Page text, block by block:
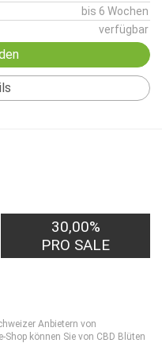
bis 6 Wochen
verfügbar
30,00%
PRO SALE
Anbietern von
können Sie von CBD Blüten